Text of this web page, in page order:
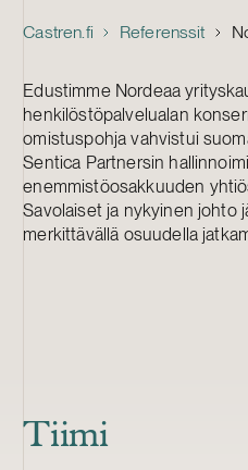
Castren.fi Referenssit
Edustimme Nordeaa
henkilöstöpalvelualan
omistuspohja vahvistui
Sentica Partnersin
enemmistöosakkuuden
Savolaiset ja nykyinen johto
merkittävällä osuudella
Tiimi